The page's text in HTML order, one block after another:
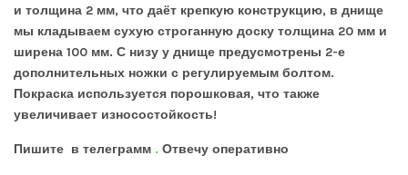
и толщина 2 мм, что даёт крепкую конструкцию, в днище
мы кладываем сухую строганную доску толщина 20 мм и
ширена 100 мм. С низу у днище предусмотрены 2-е
дополнительных ножки с регулируемым болтом.
Покраска используется порошковая, что также
увеличивает износостойкость!
Пишите в телеграмм . Отвечу оперативно